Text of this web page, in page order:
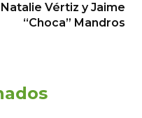
Vértiz y Jaime
“Choca” Mandros